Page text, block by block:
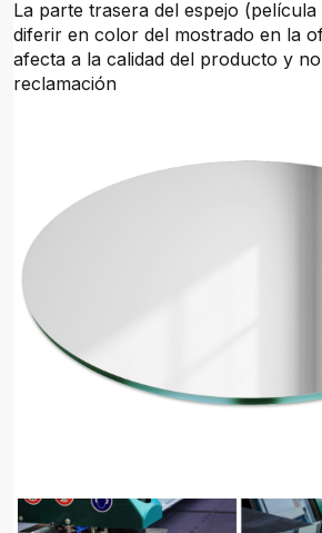
La parte trasera del espejo
diferir en color del mostrado en la
afecta a la calidad del producto y
reclamación